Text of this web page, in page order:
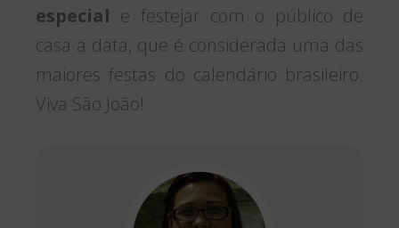
especial e festejar com o público de
casa a data, que é considerada uma das
maiores festas do calendário brasileiro.
Viva São João!